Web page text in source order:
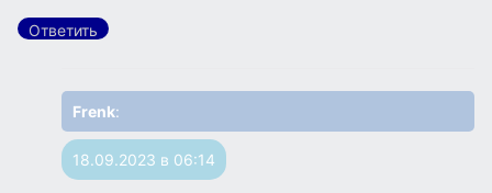
Ответить
Frenk:
18.09.2023 в 06:14